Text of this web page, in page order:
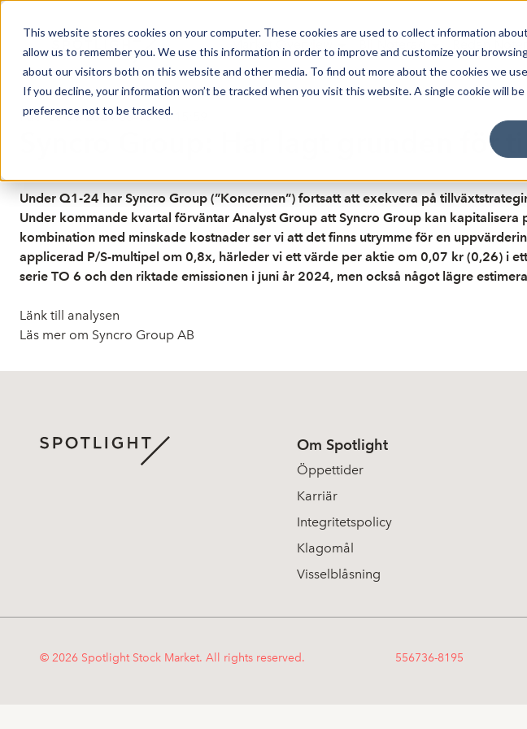
This website stores cookies on your computer. These cookies are used to collect information
allow us to remember you. We use this information in order to improve and customize your
about our visitors both on this website and other media. To find out more about the cookies we
If you decline, your information won’t be tracked when you visit this website. A single cookie will
preference not to be tracked.
Publicerat: 2024-06-18 14:15:59
Syncro Group: Har lagt grunden för
Under Q1-24 har Syncro Group (”Koncernen”) fortsatt att exekvera på
Under kommande kvartal förväntar Analyst Group att Syncro Group kan
kombination med minskade kostnader ser vi att det finns utrymme för en
applicerad P/S-multipel om 0,8x, härleder vi ett värde per aktie om 0,07 kr (0,26) i
serie TO 6 och den riktade emissionen i juni år 2024, men också något lägre
Länk till analysen
Läs mer om Syncro Group AB
Om Spotlight
Öppettider
Karriär
Integritetspolicy
Klagomål
Visselblåsning
© 2026 Spotlight Stock Market. All rights reserved. 556736-8195